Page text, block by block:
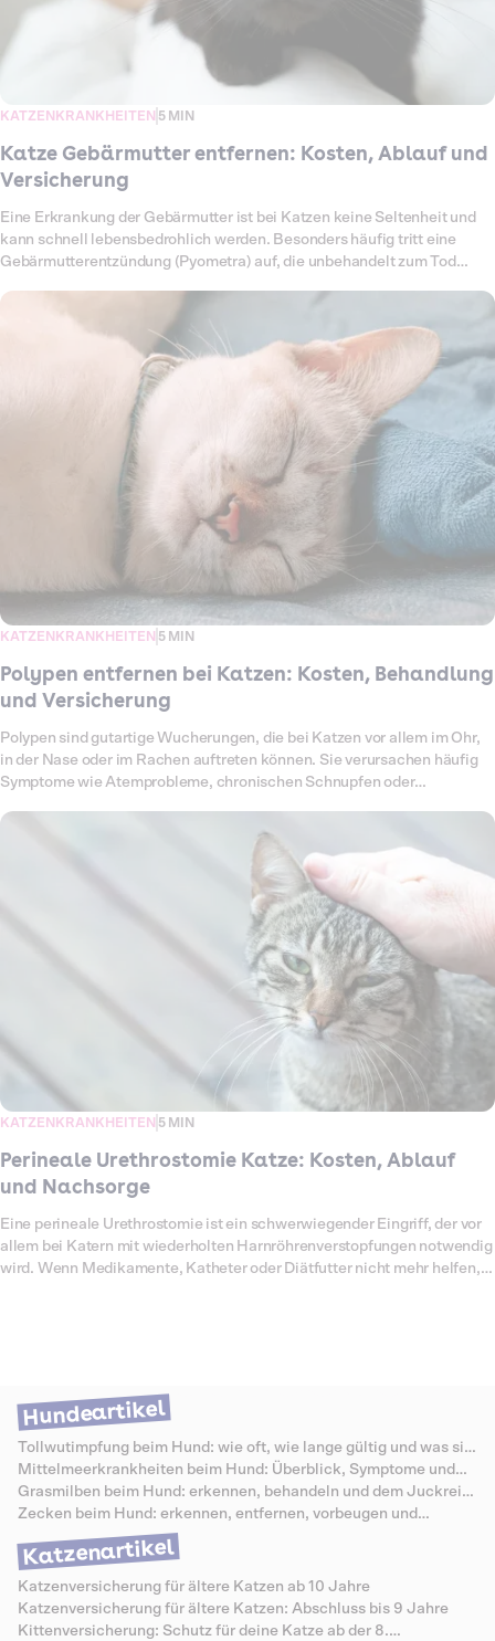
KATZENKRANKHEITEN 5 MIN
Katze Gebärmutter entfernen: Kosten, Ablauf und
Versicherung
Eine Erkrankung der Gebärmutter ist bei Katzen keine Seltenheit und
kann schnell lebensbedrohlich werden. Besonders häufig tritt eine
Gebärmutterentzündung (Pyometra) auf, die unbehandelt zum Tod
oder andere Veränderungen können eine Operation notwendig machen.
Für dich als Halterin oder Halter bedeutet das nicht nur eine große
Sorge um die Gesundheit deiner Katze, sondern auch erhebliche
Tierarztkosten. Was dich bei einer Gebärmutter-OP deiner Katze
erwartet, welche Symptome auf eine Erkrankung hinweisen und wie
hoch die Kosten sind, erfährst du hier im Überblick.
KATZENKRANKHEITEN 5 MIN
Polypen entfernen bei Katzen: Kosten, Behandlung
und Versicherung
Polypen sind gutartige Wucherungen, die bei Katzen vor allem im Ohr,
in der Nase oder im Rachen auftreten können. Sie verursachen häufig
Symptome wie Atemprobleme, chronischen Schnupfen oder
Klinikaufenthalt können die Kosten erheblich variieren. In diesem
Artikel erfährst du, wie sich die Behandlung gestaltet, welche Kosten
für das Entfernen von Polypen bei Katzen entstehen und wie dich eine
Katzenkrankenversicherung von Dalma entlasten kann.
KATZENKRANKHEITEN 5 MIN
Perineale Urethrostomie Katze: Kosten, Ablauf
und Nachsorge
Eine perineale Urethrostomie ist ein schwerwiegender Eingriff, der vor
allem bei Katern mit wiederholten Harnröhrenverstopfungen notwendig
wird. Wenn Medikamente, Katheter oder Diätfutter nicht mehr helfen,
perineale Urethrostomie bedeutet, wie sie abläuft und mit welchen
Kosten du rechnen musst, erfährst du in diesem Artikel.
Hundeartikel
Tollwutimpfung beim Hund: wie oft, wie lange gültig und was sie
kostet
Mittelmeerkrankheiten beim Hund: Überblick, Symptome und
Schutz
Grasmilben beim Hund: erkennen, behandeln und dem Juckreiz
vorbeugen
Zecken beim Hund: erkennen, entfernen, vorbeugen und
Krankheiten vermeiden
Katzenartikel
Katzenversicherung für ältere Katzen ab 10 Jahre
Katzenversicherung für ältere Katzen: Abschluss bis 9 Jahre
Kittenversicherung: Schutz für deine Katze ab der 8.